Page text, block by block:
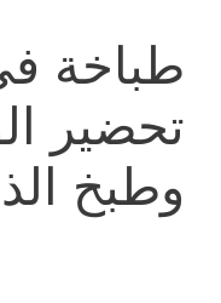
طباخة
تحضير
وطبخ